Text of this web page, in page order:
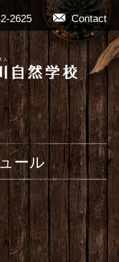
Contact
2625
ール